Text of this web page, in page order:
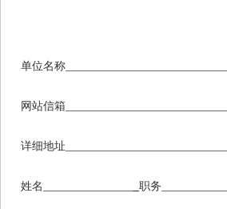
单位名称
网站信箱
详细地址
姓名________________ 职务